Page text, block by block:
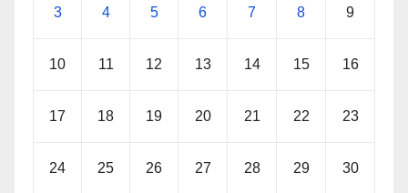
3 4 5 6 7 8 9
10 11 12 13 14 15 16
17 18 19 20 21 22 23
24 25 26 27 28 29 30